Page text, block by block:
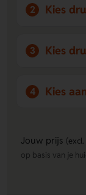
2 Kies
3 Kies
4 Kies
Jouw prijs (excl.
op basis van je